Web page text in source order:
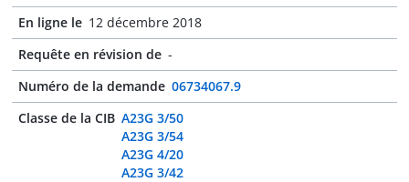
En ligne le 12 décembre 2018
Requête en révision de -
Numéro de la demande 06734067.9
Classe de la CIB A23G 3/50
A23G 3/54
A23G 4/20
A23G 3/42